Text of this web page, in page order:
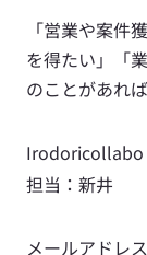
「営業や案件
を得たい」「
のことがあれ
Irodoricollabo
担当：新井
メールアドレ